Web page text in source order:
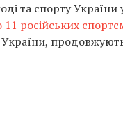
та спорту України
російських